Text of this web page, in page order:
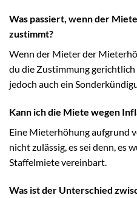
Was passiert, wenn der
zustimmt?
Wenn der Mieter der
du die Zustimmung
jedoch auch ein
Kann ich die Miete wegen
Eine Mieterhöhung aufgrund
nicht zulässig, es sei denn, es
Staffelmiete vereinbart.
Was ist der Unterschied